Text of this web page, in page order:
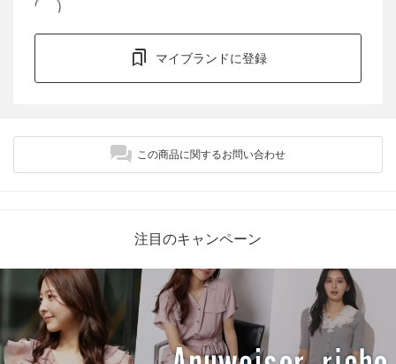
マイブランドに登録
この商品に関するお問い合わせ
注目のキャンペーン